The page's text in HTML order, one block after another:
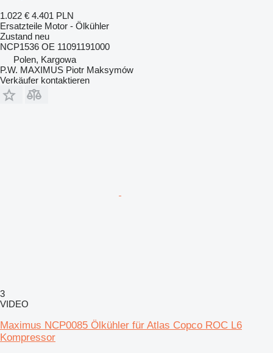
1.022 € 4.401 PLN
Ersatzteile Motor - Ölkühler
Zustand neu
NCP1536 OE 11091191000
Polen, Kargowa
P.W. MAXIMUS Piotr Maksymów
Verkäufer kontaktieren
3
VIDEO
Maximus NCP0085 Ölkühler für Atlas Copco ROC L6
Kompressor